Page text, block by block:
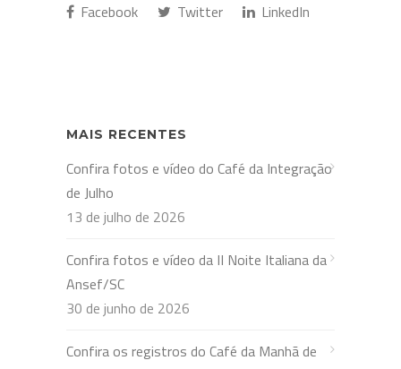
Facebook Twitter LinkedIn
MAIS RECENTES
Confira fotos e vídeo do Café da Integração
de Julho
13 de julho de 2026
Confira fotos e vídeo da II Noite Italiana da
Ansef/SC
30 de junho de 2026
Confira os registros do Café da Manhã de